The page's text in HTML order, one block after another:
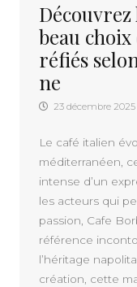
beau
réfiés
ne
23 décembre 2025
Le café italien
méditerranéen,
intense d’un
les acteurs qui
passion, Cafe
référence
l’héritage
création, cette